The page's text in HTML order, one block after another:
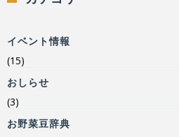
イベント情報
(15)
おしらせ
(3)
お野菜豆辞典